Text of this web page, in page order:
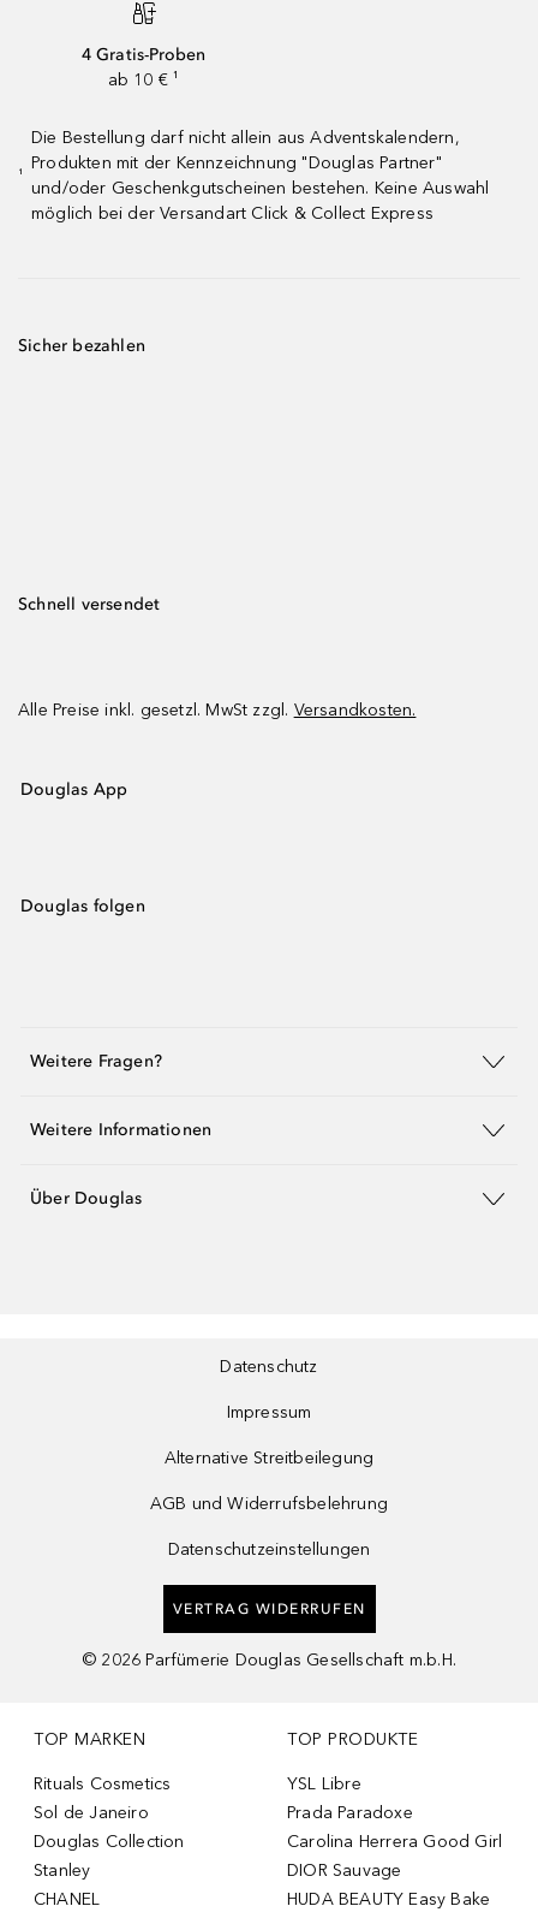
4 Gratis-Proben
ab 10 € ¹
¹
Die Bestellung darf nicht allein aus Adventskalendern,
Produkten mit der Kennzeichnung "Douglas Partner"
und/oder Geschenkgutscheinen bestehen. Keine Auswahl
möglich bei der Versandart Click & Collect Express
Sicher bezahlen
Schnell versendet
Alle Preise inkl. gesetzl. MwSt zzgl. Versandkosten.
Douglas App
Douglas folgen
Weitere Fragen?
Weitere Informationen
Über Douglas
Datenschutz
Impressum
Alternative Streitbeilegung
AGB und Widerrufsbelehrung
Datenschutzeinstellungen
VERTRAG WIDERRUFEN
© 2026 Parfümerie Douglas Gesellschaft m.b.H.
TOP MARKEN
Rituals Cosmetics
Sol de Janeiro
Douglas Collection
Stanley
CHANEL
TOP PRODUKTE
YSL Libre
Prada Paradoxe
Carolina Herrera Good Girl
DIOR Sauvage
HUDA BEAUTY Easy Bake